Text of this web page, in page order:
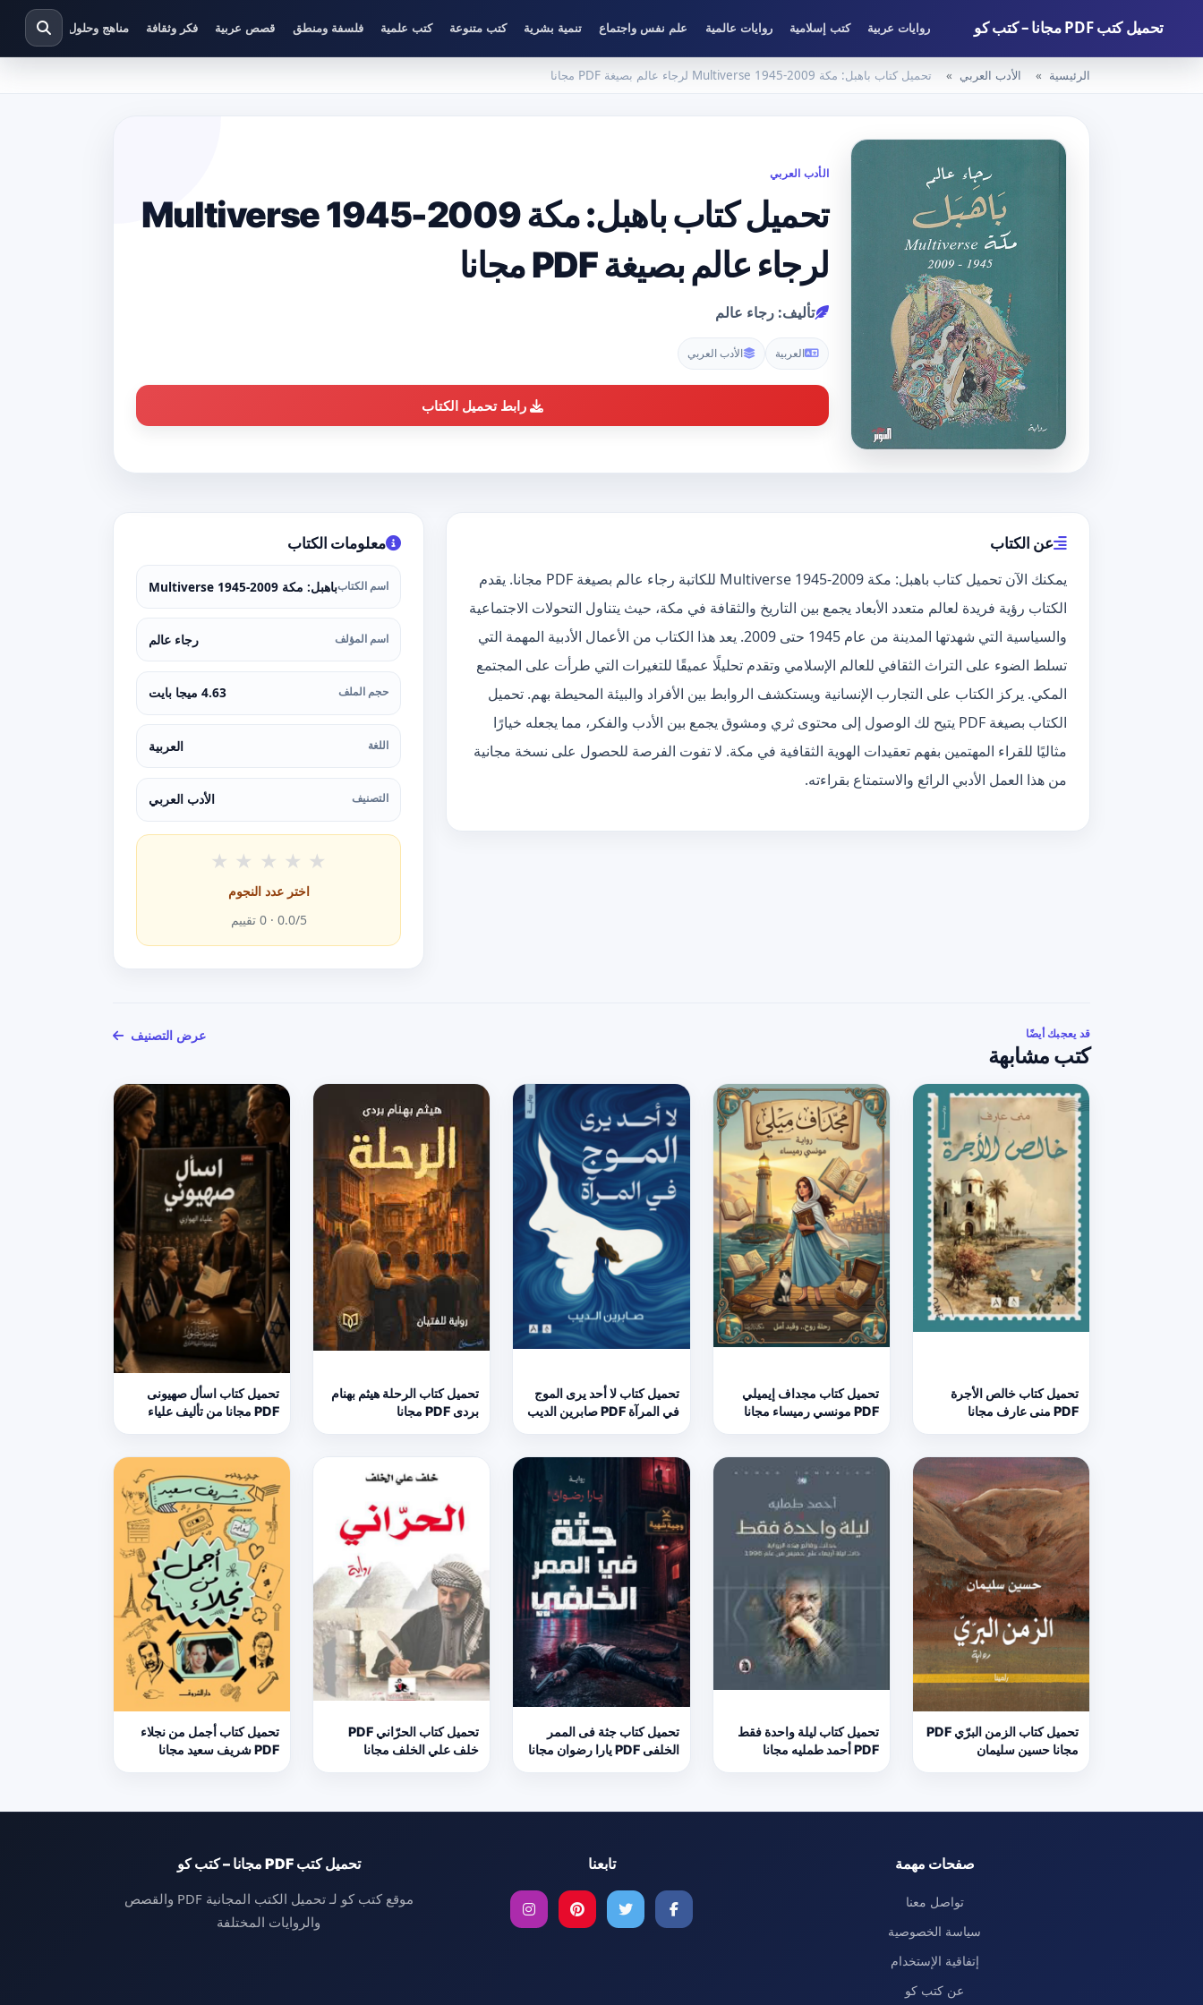
تحميل كتب PDF مجانا – كتب كو روايات عربية كتب إسلامية روايات عالمية علم نفس واجتماع تنمية بشرية كتب متنوعة كتب علمية فلسفة ومنطق قصص عربية فكر وثقافة مناهج وحلول دراسية
الرئيسية الأدب العربي تحميل كتاب باهبل: مكة Multiverse 1945-2009 لرجاء عالم بصيغة PDF مجانا
الأدب العربي
تحميل كتاب باهبل: مكة Multiverse 1945-2009
لرجاء عالم بصيغة PDF مجانا
تأليف: رجاء عالم
العربية الأدب العربي
رابط تحميل الكتاب
عن الكتاب
يمكنك الآن تحميل كتاب باهبل: مكة Multiverse 1945-2009 للكاتبة رجاء عالم بصيغة PDF مجانا. يقدم
الكتاب رؤية فريدة لعالم متعدد الأبعاد يجمع بين التاريخ والثقافة في مكة، حيث يتناول التحولات الاجتماعية
والسياسية التي شهدتها المدينة من عام 1945 حتى 2009. يعد هذا الكتاب من الأعمال الأدبية المهمة التي
تسلط الضوء على التراث الثقافي للعالم الإسلامي وتقدم تحليلًا عميقًا للتغيرات التي طرأت على المجتمع
المكي. يركز الكتاب على التجارب الإنسانية ويستكشف الروابط بين الأفراد والبيئة المحيطة بهم. تحميل
الكتاب بصيغة PDF يتيح لك الوصول إلى محتوى ثري ومشوق يجمع بين الأدب والفكر، مما يجعله خيارًا
مثاليًا للقراء المهتمين بفهم تعقيدات الهوية الثقافية في مكة. لا تفوت الفرصة للحصول على نسخة مجانية
من هذا العمل الأدبي الرائع والاستمتاع بقراءته.
معلومات الكتاب
اسم الكتابباهبل: مكة Multiverse 1945-2009
اسم المؤلف رجاء عالم
حجم الملف 4.63 ميجا بايت
اللغة العربية
التصنيف الأدب العربي
★ ★ ★ ★ ★
اختر عدد النجوم
0.0/5 ·
0 تقييم
قد يعجبك أيضًا
كتب مشابهة
عرض التصنيف
تحميل كتاب خالص الأجرة
PDF منى عارف مجانا
تحميل كتاب مجداف إيميلي
PDF مونسي رميساء مجانا
تحميل كتاب لا أحد يرى الموج
في المرآة PDF صابرين الديب
تحميل كتاب الرحلة هيثم بهنام
بردى PDF مجانا
تحميل كتاب اسأل صهيونى
PDF مجانا من تأليف علياء
تحميل كتاب الزمن البرّي PDF
مجانا حسين سليمان
تحميل كتاب ليلة واحدة فقط
PDF أحمد طمليه مجانا
تحميل كتاب جثة فى الممر
الخلفى PDF يارا رضوان مجانا
تحميل كتاب الحرّاني PDF
خلف علي الخلف مجانا
تحميل كتاب أجمل من نجلاء
PDF شريف سعيد مجانا
صفحات مهمة
تواصل معنا
سياسة الخصوصية
إتفاقية الإستخدام
عن كتب كو
تابعنا
تحميل كتب PDF مجانا – كتب كو
موقع كتب كو لـ تحميل الكتب المجانية PDF والقصص
والروايات المختلفة